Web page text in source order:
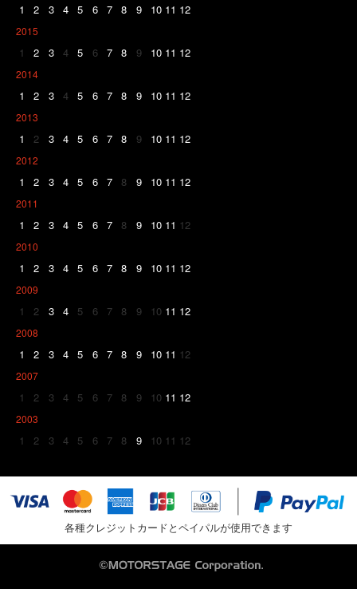
1 2 3 4 5 6 7 8 9 10 11 12
2015
1 2 3 4 5 6 7 8 9 10 11 12
2014
1 2 3 4 5 6 7 8 9 10 11 12
2013
1 2 3 4 5 6 7 8 9 10 11 12
2012
1 2 3 4 5 6 7 8 9 10 11 12
2011
1 2 3 4 5 6 7 8 9 10 11 12
2010
1 2 3 4 5 6 7 8 9 10 11 12
2009
1 2 3 4 5 6 7 8 9 10 11 12
2008
1 2 3 4 5 6 7 8 9 10 11 12
2007
1 2 3 4 5 6 7 8 9 10 11 12
2003
1 2 3 4 5 6 7 8 9 10 11 12
各種クレジットカードとペイパルが使用できます